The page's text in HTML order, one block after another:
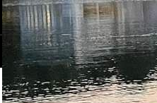
© 2021-2026 Сайт Николаева -